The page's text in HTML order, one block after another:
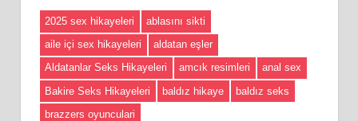
2025 sex hikayeleri
ablasını sikti
aile içi sex hikayeleri
aldatan eşler
Aldatanlar Seks Hikayeleri
amcık resimleri
anal sex
Bakire Seks Hikayeleri
baldız hikaye
baldız seks
brazzers oyunculari